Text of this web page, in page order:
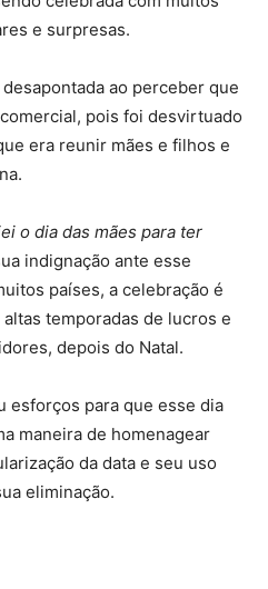
e surpresas.
ao perceber que
pois foi desvirtuado
era reunir mães e filhos e
o dia das mães para ter
indignação ante esse
países, a celebração é
temporadas de lucros e
depois do Natal.
esforços para que esse dia
maneira de homenagear
da data e seu uso
eliminação.